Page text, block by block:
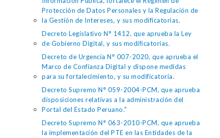
Protección de Datos Personales y la Regulación de
la Gestión de Intereses, y sus modificatorias.
Decreto Legislativo N° 1412, que aprueba la Ley
de Gobierno Digital, y sus modificatorias.
Decreto de Urgencia N° 007-2020, que aprueba el
Marco de Confianza Digital y dispone medidas
para su fortalecimiento, y su modificatoria.
Decreto Supremo N° 059-2004-PCM, que aprueba
disposiciones relativas a la administración del
Portal del Estado Peruano."
Decreto Supremo N° 063-2010-PCM, que aprueba
la implementación del PTE en las Entidades de la